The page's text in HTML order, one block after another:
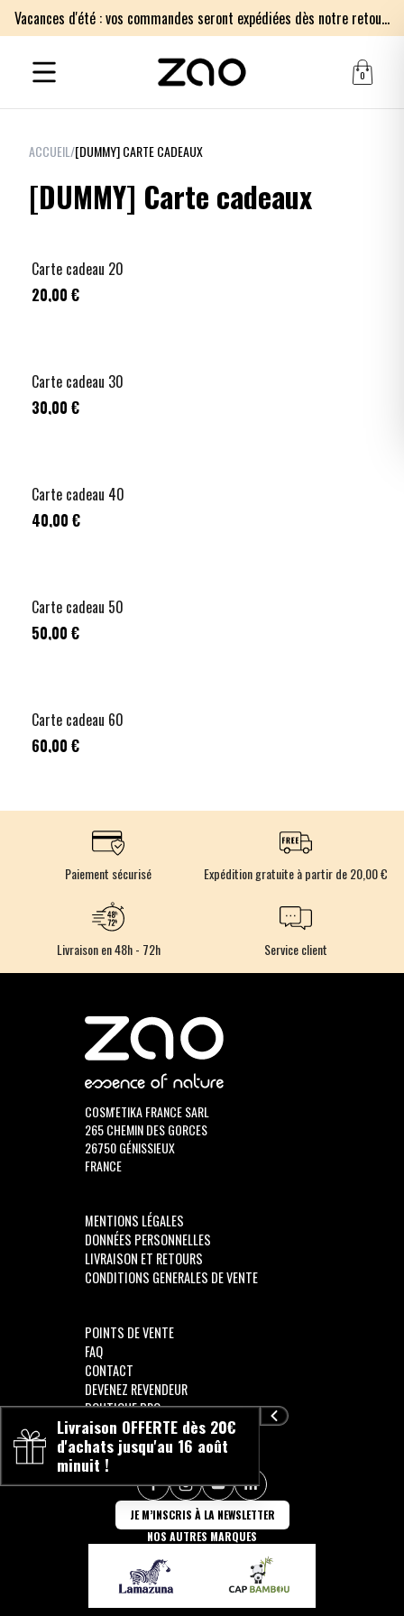
Vacances d'été : vos commandes seront expédiées dès notre retour le lundi 17 août. Merci pour votre patience.
0
ACCUEIL/[DUMMY] CARTE CADEAUX
[DUMMY] Carte cadeaux
Carte cadeau 20
20,00 €
Carte cadeau 30
30,00 €
Carte cadeau 40
40,00 €
Carte cadeau 50
50,00 €
Carte cadeau 60
60,00 €
Paiement sécurisé Expédition gratuite à partir de 20,00 €
Livraison en 48h - 72h Service client
COSM'ETIKA FRANCE SARL
265 CHEMIN DES GORCES
26750 GÉNISSIEUX
FRANCE
MENTIONS LÉGALES
DONNÉES PERSONNELLES
LIVRAISON ET RETOURS
CONDITIONS GENERALES DE VENTE
POINTS DE VENTE
FAQ
CONTACT
DEVENEZ REVENDEUR
BOUTIQUE PRO
JE M’INSCRIS À LA NEWSLETTER
NOS AUTRES MARQUES
Livraison OFFERTE dès 20€
d'achats jusqu'au 16 août
minuit !